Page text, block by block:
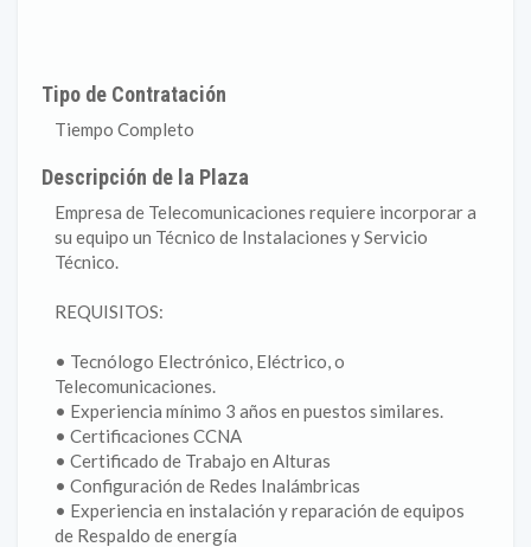
Tipo de Contratación
Tiempo Completo
Descripción de la Plaza
Empresa de Telecomunicaciones requiere incorporar a
su equipo un Técnico de Instalaciones y Servicio
Técnico.
REQUISITOS:
• Tecnólogo Electrónico, Eléctrico, o
Telecomunicaciones.
• Experiencia mínimo 3 años en puestos similares.
• Certificaciones CCNA
• Certificado de Trabajo en Alturas
• Configuración de Redes Inalámbricas
• Experiencia en instalación y reparación de equipos
de Respaldo de energía